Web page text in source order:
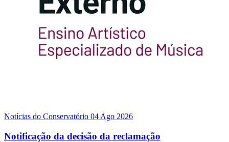
Notícias do Conservatório 04 Ago 2026
Notificação da decisão da reclamação